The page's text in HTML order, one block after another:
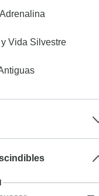
Vida Silvestre